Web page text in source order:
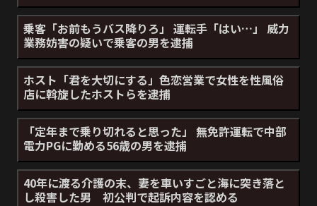
乗客「お前もうバス降りろ」 運転手「はい…」 威力
業務妨害の疑いで乗客の男を逮捕
ホスト「君を大切にする」色恋営業で女性を性風俗
店に斡旋したホストらを逮捕
「定年まで乗り切れると思った」 無免許運転で中部
電力PGに勤める56歳の男を逮捕
40年に渡る介護の末、妻を車いすごと海に突き落と
し殺害した男 初公判で起訴内容を認める